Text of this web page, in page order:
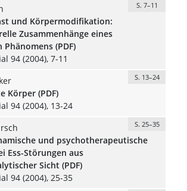
S. 7–11
und Körpermodifikation:
Zusammenhänge eines
(PDF)
94 (2004), 7-11
S. 13–24
Körper (PDF)
94 (2004), 13-24
S. 25–35
und psychotherapeutische
Ess-Störungen aus
Sicht (PDF)
94 (2004), 25-35